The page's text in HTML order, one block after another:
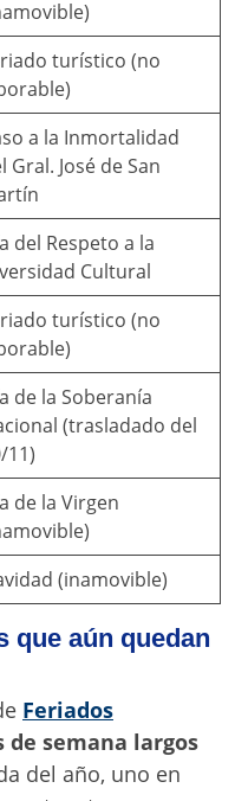
turístico (no
a la Inmortalidad
Gral. José de San
del Respeto a la
Cultural
turístico (no
de la Soberanía
(trasladado del
11)
de la Virgen
(inamovible)
que aún quedan
Feriados
de semana largos
del año, uno en